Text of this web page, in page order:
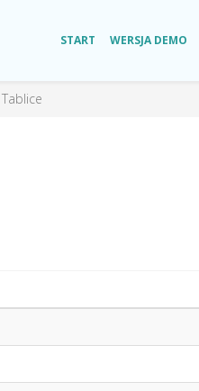
START WERSJA DEMO
Tablice